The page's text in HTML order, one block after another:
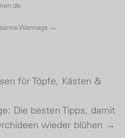
Wannags →
für Töpfe, Kästen &
Die besten Tipps, damit
wieder blühen →